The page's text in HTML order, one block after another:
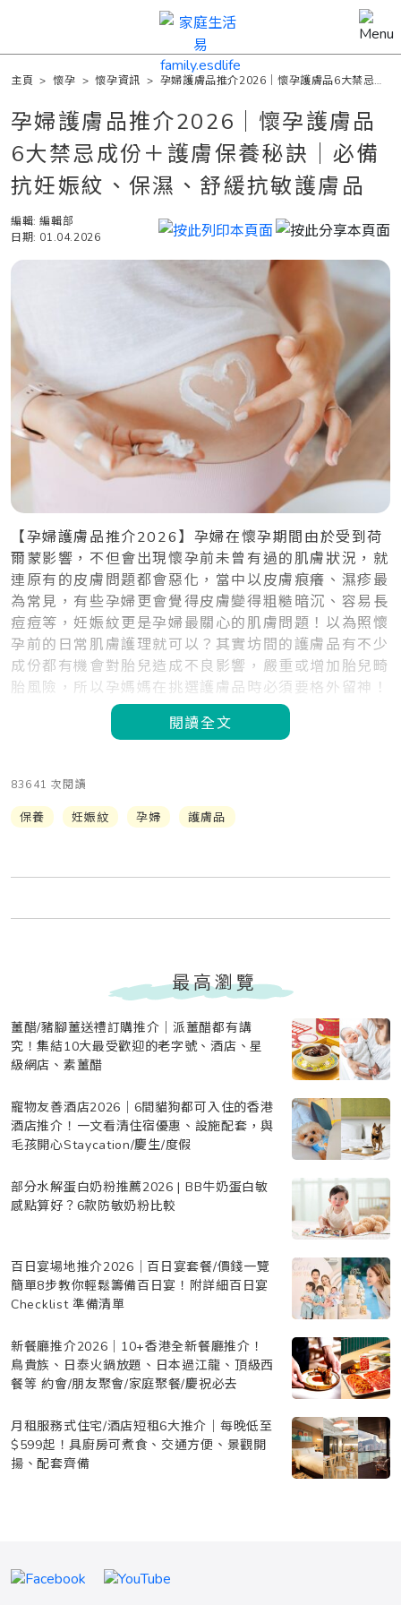
主頁 >懷孕 >懷孕資訊 > 孕婦護膚品推介2026｜懷孕護膚品6大禁忌成
孕婦護膚品推介2026｜懷孕護膚品
6大禁忌成份＋護膚保養秘訣｜必備
抗妊娠紋、保濕、舒緩抗敏護膚品
編輯: 編輯部
日期: 01.04.2026
【孕婦護膚品推介2026】孕婦在懷孕期間由於受到荷
爾蒙影響，不但會出現懷孕前未曾有過的肌膚狀況，就
連原有的皮膚問題都會惡化，當中以皮膚痕癢、濕疹最
為常見，有些孕婦更會覺得皮膚變得粗糙暗沉、容易長
痘痘等，妊娠紋更是孕婦最關心的肌膚問題！以為照懷
孕前的日常肌膚護理就可以？其實坊間的護膚品有不少
成份都有機會對胎兒造成不良影響，嚴重或增加胎兒畸
胎風險，所以孕媽媽在挑選護膚品時必須要格外留神！
閱讀全文
83641 次閱讀
保養 妊娠紋 孕婦 護膚品
最高瀏覽
薑醋/豬腳薑送禮訂購推介｜派薑醋都有講
究！集結10大最受歡迎的老字號、酒店、星
級網店、素薑醋
寵物友善酒店2026｜6間貓狗都可入住的香港
酒店推介！一文看清住宿優惠、設施配套，與
毛孩開心Staycation/慶生/度假
部分水解蛋白奶粉推薦2026 | BB牛奶蛋白敏
感點算好？6款防敏奶粉比較
百日宴場地推介2026｜百日宴套餐/價錢一覽
簡單8步教你輕鬆籌備百日宴！附詳細百日宴
Checklist 準備清單
新餐廳推介2026｜10+香港全新餐廳推介！
鳥貴族、日泰火鍋放題、日本過江龍、頂級西
餐等 約會/朋友聚會/家庭聚餐/慶祝必去
月租服務式住宅/酒店短租6大推介｜每晚低至
$599起！具廚房可煮食、交通方便、景觀開
揚、配套齊備